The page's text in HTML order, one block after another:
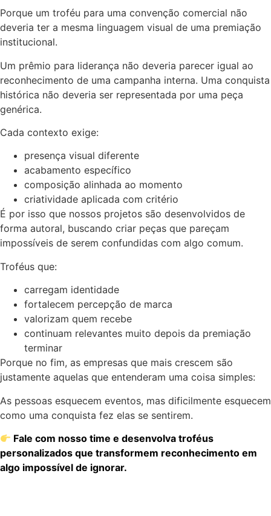
Porque um troféu para uma convenção comercial não
deveria ter a mesma linguagem visual de uma premiação
institucional.
Um prêmio para liderança não deveria parecer igual ao
reconhecimento de uma campanha interna. Uma conquista
histórica não deveria ser representada por uma peça
genérica.
Cada contexto exige:
presença visual diferente
acabamento específico
composição alinhada ao momento
criatividade aplicada com critério
É por isso que nossos projetos são desenvolvidos de
forma autoral, buscando criar peças que pareçam
impossíveis de serem confundidas com algo comum.
Troféus que:
carregam identidade
fortalecem percepção de marca
valorizam quem recebe
continuam relevantes muito depois da premiação
terminar
Porque no fim, as empresas que mais crescem são
justamente aquelas que entenderam uma coisa simples:
As pessoas esquecem eventos, mas dificilmente esquecem
como uma conquista fez elas se sentirem.
Fale com nosso time e desenvolva troféus
personalizados que transformem reconhecimento em
algo impossível de ignorar.